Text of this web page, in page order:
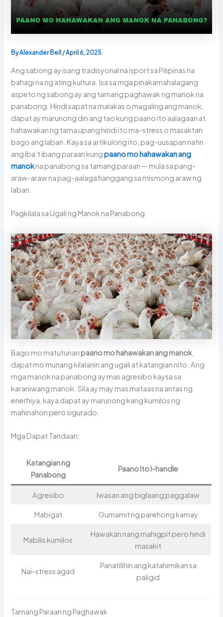
ByAlexander Bell/April 6, 2025
Ang sabong ay isang tradisyonal na isport sa Pilipinas na
bahagi na ng ating kultura. Isa sa mga pinakamahalagang
aspeto ng sabong ay ang tamang paghawak ng manok na
panabong. Hindi sapat na malakas o magaling ang manok,
dapat ay marunong din ang tao kung paano ito aalagaan at
hahawakan ng tama upang hindi ito ma-stress o masaktan
bago ang laban. Kaya sa artikulong ito, pag-uusapan natin
ang iba’t ibang paraan kungpaano mo hahawakan ang
manokna panabong sa tamang paraan — mula sa pang-
araw-araw na pag-aalaga hanggang sa mismong araw ng
laban.
Pagkilala sa Ugali ng Manok na Panabong
Bago mo matutunan paano mo hahawakan ang manok
dapat mo munang kilalanin ang ugali at katangian nito. Ang
mga manok na panabong ay mas agresibo kaysa sa
karaniwang manok. Sila ay may mas mataas na antas ng
enerhiya, kaya dapat ay marunong kang kumilos ng
mahinahon pero sigurado.
Mga Dapat Tandaan:
Katangian ng
Panabong
Paano Ito I-handle
Agresibo Iwasan ang biglaang paggalaw
Mabigat Gumamit ng parehong kamay
Mabilis kumilos
Hawakan nang mahigpit pero hindi
masakit
Nai-stress agad
Panatilihin ang katahimikan sa
paligid
Tamang Paraan ng Paghawak